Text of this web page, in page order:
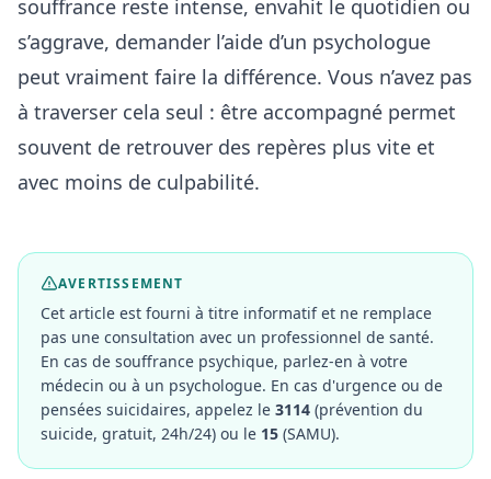
souffrance reste intense, envahit le quotidien ou
s’aggrave, demander l’aide d’un psychologue
peut vraiment faire la différence. Vous n’avez pas
à traverser cela seul : être accompagné permet
souvent de retrouver des repères plus vite et
avec moins de culpabilité.
AVERTISSEMENT
Cet article est fourni à titre informatif et ne remplace
pas une consultation avec un professionnel de santé.
En cas de souffrance psychique, parlez-en à votre
médecin ou à un psychologue. En cas d'urgence ou de
pensées suicidaires, appelez le 3114 (prévention du
suicide, gratuit, 24h/24) ou le 15 (SAMU).